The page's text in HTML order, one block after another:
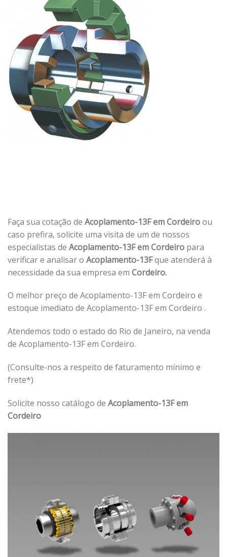
Faça sua cotação de Acoplamento-13F em Cordeiroou
caso prefira, solicite uma visita de um de nossos
especialistas de Acoplamento-13F em Cordeiro para
verificar e analisar o Acoplamento-13Fque atenderá à
necessidade da sua empresa em Cordeiro.
O melhor preço de Acoplamento-13F em Cordeiro e
estoque imediato de Acoplamento-13F em Cordeiro .
Atendemos todo o estado do Rio de Janeiro, na venda
de Acoplamento-13F em Cordeiro.
(Consulte-nos a respeito de faturamento mínimo e
frete*)
Solicite nosso catálogo de Acoplamento-13F em
Cordeiro